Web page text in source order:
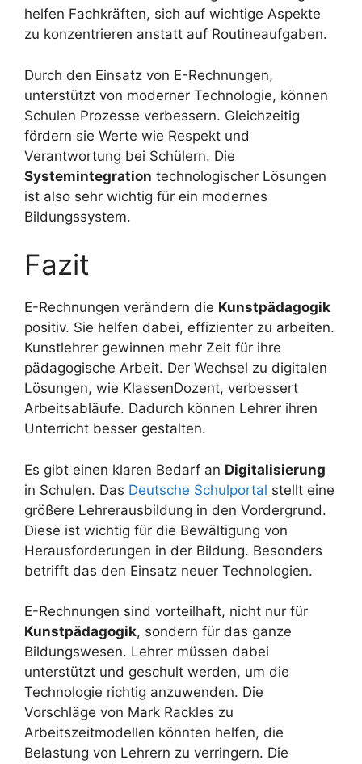
helfen Fachkräften, sich auf wichtige Aspekte
zu konzentrieren anstatt auf Routineaufgaben.
Durch den Einsatz von E-Rechnungen,
unterstützt von moderner Technologie, können
Schulen Prozesse verbessern. Gleichzeitig
fördern sie Werte wie Respekt und
Verantwortung bei Schülern. Die
Systemintegration technologischer Lösungen
ist also sehr wichtig für ein modernes
Bildungssystem.
Fazit
E-Rechnungen verändern die Kunstpädagogik
positiv. Sie helfen dabei, effizienter zu arbeiten.
Kunstlehrer gewinnen mehr Zeit für ihre
pädagogische Arbeit. Der Wechsel zu digitalen
Lösungen, wie KlassenDozent, verbessert
Arbeitsabläufe. Dadurch können Lehrer ihren
Unterricht besser gestalten.
Es gibt einen klaren Bedarf an Digitalisierung
in Schulen. Das Deutsche Schulportal stellt eine
größere Lehrerausbildung in den Vordergrund.
Diese ist wichtig für die Bewältigung von
Herausforderungen in der Bildung. Besonders
betrifft das den Einsatz neuer Technologien.
E-Rechnungen sind vorteilhaft, nicht nur für
Kunstpädagogik, sondern für das ganze
Bildungswesen. Lehrer müssen dabei
unterstützt und geschult werden, um die
Technologie richtig anzuwenden. Die
Vorschläge von Mark Rackles zu
Arbeitszeitmodellen könnten helfen, die
Belastung von Lehrern zu verringern. Die